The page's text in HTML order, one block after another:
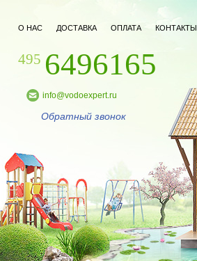
О НАС ДОСТАВКА ОПЛАТА КОНТАКТЫ
495 6496165
info@vodoexpert.ru
Обратный звонок